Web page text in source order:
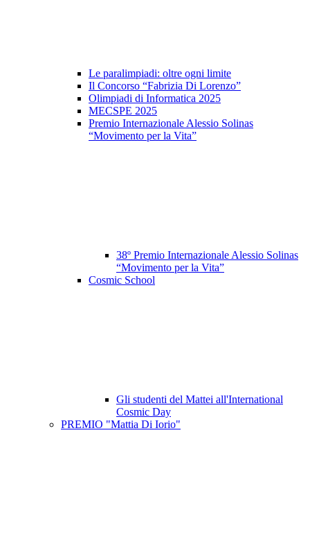
Le paralimpiadi: oltre ogni limite
Il Concorso “Fabrizia Di Lorenzo”
Olimpiadi di Informatica 2025
MECSPE 2025
Premio Internazionale Alessio Solinas
“Movimento per la Vita”
38º Premio Internazionale Alessio Solinas
“Movimento per la Vita”
Cosmic School
Gli studenti del Mattei all'International
Cosmic Day
PREMIO "Mattia Di Iorio"